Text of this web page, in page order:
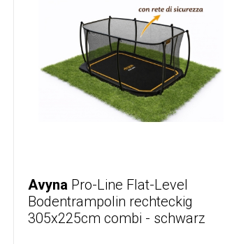
Avyna Pro-Line Flat-Level
Bodentrampolin rechteckig
305x225cm combi - schwarz